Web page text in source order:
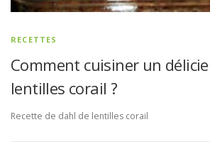
RECETTES
Comment cuisiner un
lentilles corail ?
Recette de dahl de lentilles corail